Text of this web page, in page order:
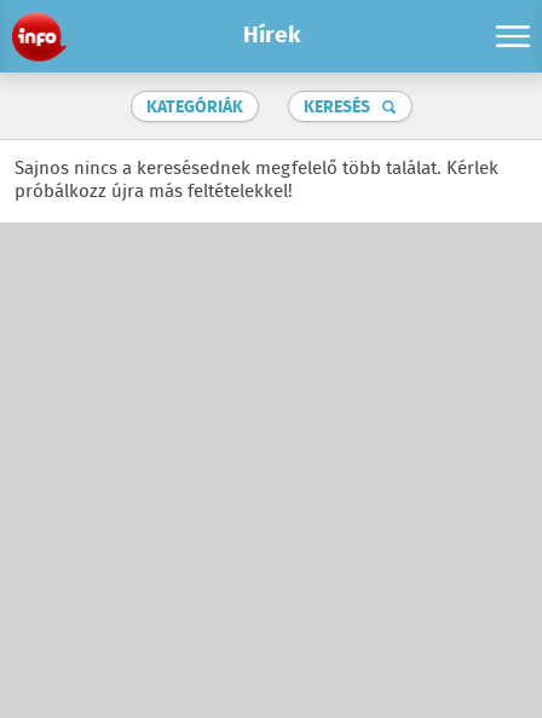
Hírek
KATEGÓRIÁK KERESÉS
Sajnos nincs a keresésednek megfelelő több találat. Kérlek
próbálkozz újra más feltételekkel!